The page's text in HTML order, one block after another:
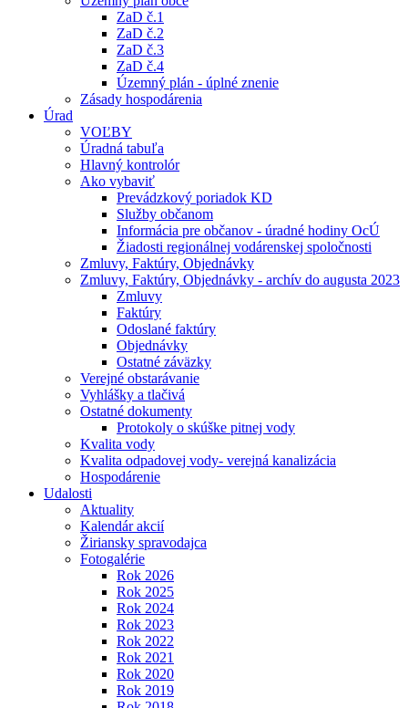
ZaD č.1
ZaD č.2
ZaD č.3
ZaD č.4
Územný plán - úplné znenie
Zásady hospodárenia
Úrad
VOĽBY
Úradná tabuľa
Hlavný kontrolór
Ako vybaviť
Prevádzkový poriadok KD
Služby občanom
Informácia pre občanov - úradné hodiny OcÚ
Žiadosti regionálnej vodárenskej spoločnosti
Zmluvy, Faktúry, Objednávky
Zmluvy, Faktúry, Objednávky - archív do augusta 2023
Zmluvy
Faktúry
Odoslané faktúry
Objednávky
Ostatné záväzky
Verejné obstarávanie
Vyhlášky a tlačivá
Ostatné dokumenty
Protokoly o skúške pitnej vody
Kvalita vody
Kvalita odpadovej vody- verejná kanalizácia
Hospodárenie
Udalosti
Aktuality
Kalendár akcií
Žiriansky spravodajca
Fotogalérie
Rok 2026
Rok 2025
Rok 2024
Rok 2023
Rok 2022
Rok 2021
Rok 2020
Rok 2019